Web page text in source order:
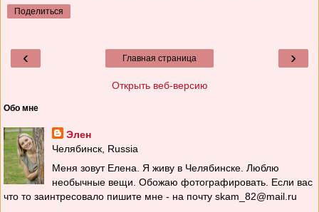
Поделиться
‹ ›
Главная страница
Открыть веб-версию
Обо мне
Элен
Челябинск, Russia
Меня зовут Елена. Я живу в Челябинске. Люблю
необычные вещи. Обожаю фотографировать. Если вас
что то заинтресовало пишите мне - на почту skam_82@mail.ru